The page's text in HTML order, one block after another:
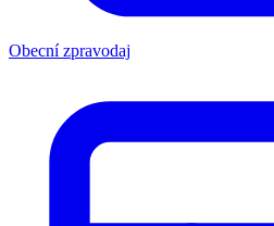
Obecní zpravodaj